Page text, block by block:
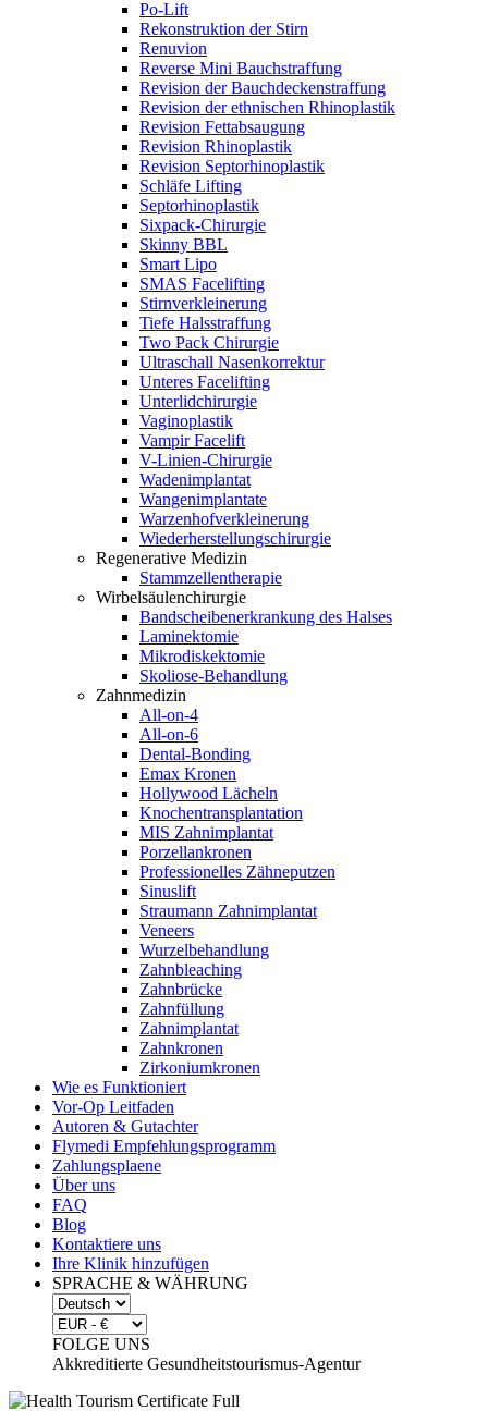
Po-Lift
Rekonstruktion der Stirn
Renuvion
Reverse Mini Bauchstraffung
Revision der Bauchdeckenstraffung
Revision der ethnischen Rhinoplastik
Revision Fettabsaugung
Revision Rhinoplastik
Revision Septorhinoplastik
Schläfe Lifting
Septorhinoplastik
Sixpack-Chirurgie
Skinny BBL
Smart Lipo
SMAS Facelifting
Stirnverkleinerung
Tiefe Halsstraffung
Two Pack Chirurgie
Ultraschall Nasenkorrektur
Unteres Facelifting
Unterlidchirurgie
Vaginoplastik
Vampir Facelift
V-Linien-Chirurgie
Wadenimplantat
Wangenimplantate
Warzenhofverkleinerung
Wiederherstellungschirurgie
Regenerative Medizin
Stammzellentherapie
Wirbelsäulenchirurgie
Bandscheibenerkrankung des Halses
Laminektomie
Mikrodiskektomie
Skoliose-Behandlung
Zahnmedizin
All-on-4
All-on-6
Dental-Bonding
Emax Kronen
Hollywood Lächeln
Knochentransplantation
MIS Zahnimplantat
Porzellankronen
Professionelles Zähneputzen
Sinuslift
Straumann Zahnimplantat
Veneers
Wurzelbehandlung
Zahnbleaching
Zahnbrücke
Zahnfüllung
Zahnimplantat
Zahnkronen
Zirkoniumkronen
Wie es Funktioniert
Vor-Op Leitfaden
Autoren & Gutachter
Flymedi Empfehlungsprogramm
Zahlungsplaene
Über uns
FAQ
Blog
Kontaktiere uns
Ihre Klinik hinzufügen
SPRACHE & WÄHRUNG
FOLGE UNS
Akkreditierte Gesundheitstourismus-Agentur